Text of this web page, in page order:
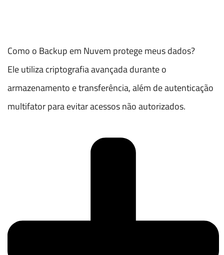
Como o Backup em Nuvem protege meus dados?
Ele utiliza criptografia avançada durante o
armazenamento e transferência, além de autenticação
multifator para evitar acessos não autorizados.